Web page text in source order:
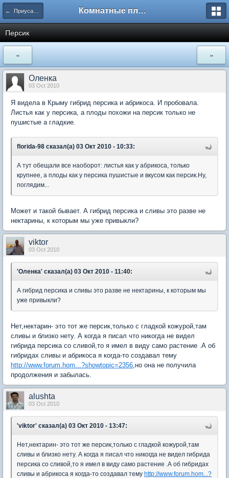
← Приусадебный сад Комнатные плодовые экзоты
Персик
« »
Оленка
03 Oct 2010
Я видела в Крыму гибрид персика и абрикоса. И пробовала.
Листья как у персика, а плоды похожи на персик только не
пушистые а гладкие.
florida-98 сказал(а) 03 Окт 2010 - 10:33:
А тут обещали все наоборот: листья как у абрикоса, только
крупнее, а плоды как у персика пушистые и вкусом как персик.Ну,
поглядим...
Может и такой бывает. А гибрид персика и сливы это разве не
нектарины, к которым мы уже привыкли?
viktor
03 Oct 2010
'Оленка' сказал(а) 03 Окт 2010 - 11:40:
А гибрид персика и сливы это разве не нектарины, к которым мы
уже привыкли?
Нет,нектарин- это тот же персик,только с гладкой кожурой,там
сливы и близко нету. А когда я писал что никогда не видел
гибрида персика со сливой,то я имел в виду само растение .А об
гибридах сливы и абрикоса я когда-то создавал тему
http://www.forum.hom...?showtopic=2356,но она не получила
продолжения и забылась.
alushta
03 Oct 2010
'viktor' сказал(а) 03 Окт 2010 - 13:47:
Нет,нектарин- это тот же персик,только с гладкой кожурой,там
сливы и близко нету. А когда я писал что никогда не видел гибрида
персика со сливой,то я имел в виду само растение .А об гибридах
сливы и абрикоса я когда-то создавал тему http://www.forum.hom...?